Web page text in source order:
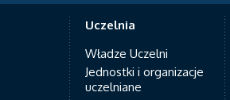
Uczelnia
Władze Uczelni
Jednostki i organizacje
uczelniane